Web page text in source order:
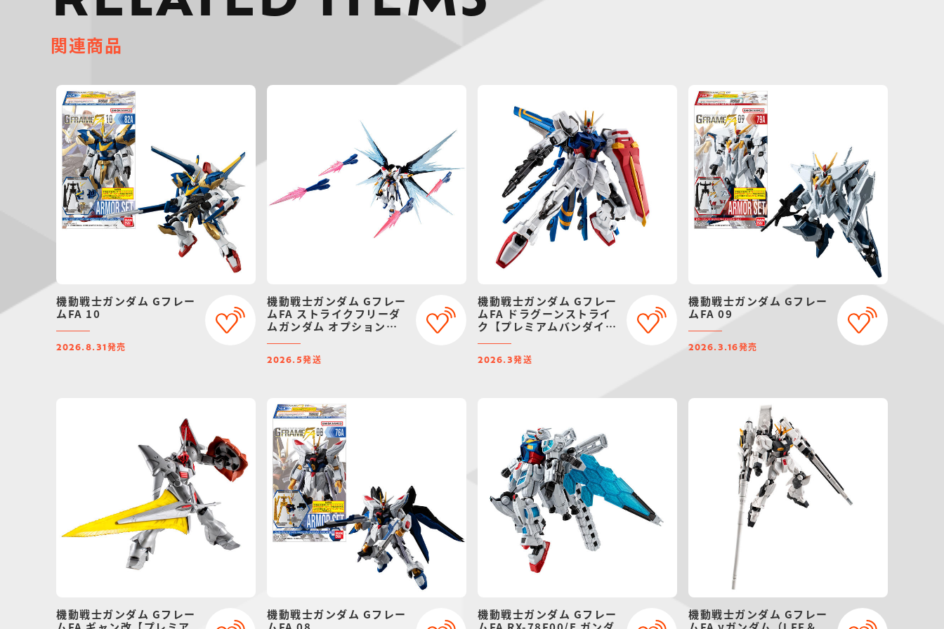
関連商品
機動戦士ガンダム Gフレー
ムFA 10
2026.8.31 発売
機動戦士ガンダム Gフレー
ムFA ストライクフリーダ
ムガンダム オプションパ
2026.5発送
機動戦士ガンダム Gフレー
ムFA ドラグーンストライ
ク【プレミアムバンダイ限
2026.3発送
機動戦士ガンダム Gフレー
ムFA 09
2026.3.16発売
機動戦士ガンダム Gフレー
機動戦士ガンダム Gフレー
機動戦士ガンダム Gフレー
機動戦士ガンダム Gフレー